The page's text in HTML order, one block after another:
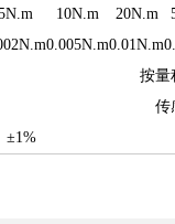
10N.m 20N.m
0.005N.m0.01N.m
按量
传
±1%